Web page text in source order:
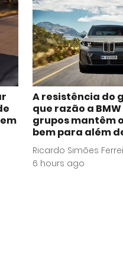
A resistência do
que razão a
grupos mantêm
bem para além
Ricardo Simões
6 hours ago